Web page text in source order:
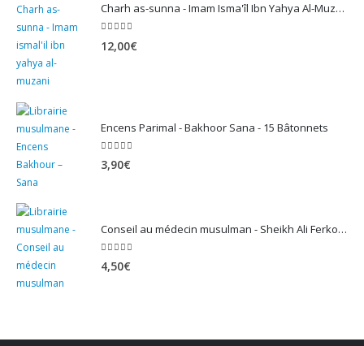
Charh as-sunna - Imam Isma'îl Ibn Yahya Al-Muzanî
12,00€
Encens Parimal - Bakhoor Sana - 15 Bâtonnets
5.00sur 5
3,90€
Conseil au médecin musulman - Sheikh Ali Ferkous
5.00sur 5
4,50€